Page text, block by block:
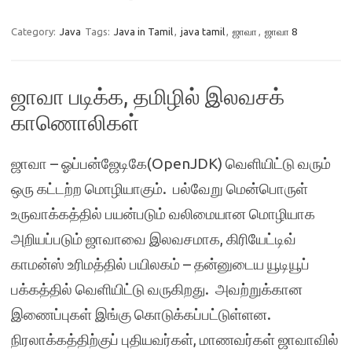
Category: Java Tags: Java in Tamil, java tamil, ஜாவா , ஜாவா 8
ஜாவா படிக்க, தமிழில் இலவசக்
காணொலிகள்
ஜாவா – ஓப்பன்ஜேடிகே(OpenJDK) வெளியிட்டு வரும்
ஒரு கட்டற்ற மொழியாகும். பல்வேறு மென்பொருள்
உருவாக்கத்தில் பயன்படும் வலிமையான மொழியாக
அறியப்படும் ஜாவாவை இலவசமாக, கிரியேட்டிவ்
காமன்ஸ் உரிமத்தில் பயிலகம் – தன்னுடைய யூடியூப்
பக்கத்தில் வெளியிட்டு வருகிறது. அவற்றுக்கான
இணைப்புகள் இங்கு கொடுக்கப்பட்டுள்ளன.
நிரலாக்கத்திற்குப் புதியவர்கள், மாணவர்கள் ஜாவாவில்